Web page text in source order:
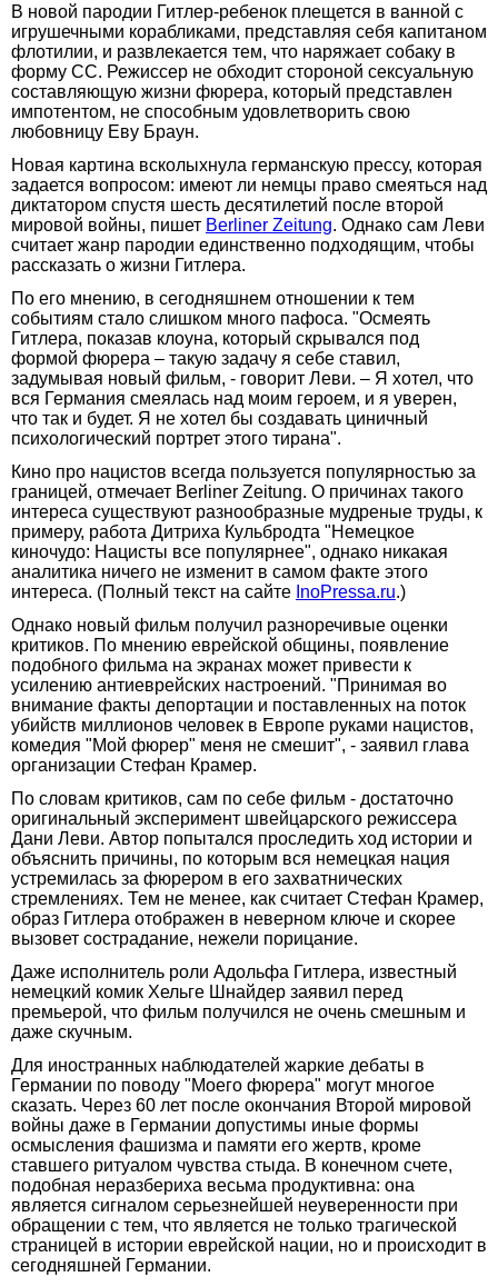
В новой пародии Гитлер-ребенок плещется в ванной с
игрушечными корабликами, представляя себя капитаном
флотилии, и развлекается тем, что наряжает собаку в
форму СС. Режиссер не обходит стороной сексуальную
составляющую жизни фюрера, который представлен
импотентом, не способным удовлетворить свою
любовницу Еву Браун.
Новая картина всколыхнула германскую прессу, которая
задается вопросом: имеют ли немцы право смеяться над
диктатором спустя шесть десятилетий после второй
мировой войны, пишет Berliner Zeitung. Однако сам Леви
считает жанр пародии единственно подходящим, чтобы
рассказать о жизни Гитлера.
По его мнению, в сегодняшнем отношении к тем
событиям стало слишком много пафоса. "Осмеять
Гитлера, показав клоуна, который скрывался под
формой фюрера – такую задачу я себе ставил,
задумывая новый фильм, - говорит Леви. – Я хотел, что
вся Германия смеялась над моим героем, и я уверен,
что так и будет. Я не хотел бы создавать циничный
психологический портрет этого тирана".
Кино про нацистов всегда пользуется популярностью за
границей, отмечает Berliner Zeitung. О причинах такого
интереса существуют разнообразные мудреные труды, к
примеру, работа Дитриха Кульбродта "Немецкое
киночудо: Нацисты все популярнее", однако никакая
аналитика ничего не изменит в самом факте этого
интереса. (Полный текст на сайте InoPressa.ru.)
Однако новый фильм получил разноречивые оценки
критиков. По мнению еврейской общины, появление
подобного фильма на экранах может привести к
усилению антиеврейских настроений. "Принимая во
внимание факты депортации и поставленных на поток
убийств миллионов человек в Европе руками нацистов,
комедия "Мой фюрер" меня не смешит", - заявил глава
организации Стефан Крамер.
По словам критиков, сам по себе фильм - достаточно
оригинальный эксперимент швейцарского режиссера
Дани Леви. Автор попытался проследить ход истории и
объяснить причины, по которым вся немецкая нация
устремилась за фюрером в его захватнических
стремлениях. Тем не менее, как считает Стефан Крамер,
образ Гитлера отображен в неверном ключе и скорее
вызовет сострадание, нежели порицание.
Даже исполнитель роли Адольфа Гитлера, известный
немецкий комик Хельге Шнайдер заявил перед
премьерой, что фильм получился не очень смешным и
даже скучным.
Для иностранных наблюдателей жаркие дебаты в
Германии по поводу "Моего фюрера" могут многое
сказать. Через 60 лет после окончания Второй мировой
войны даже в Германии допустимы иные формы
осмысления фашизма и памяти его жертв, кроме
ставшего ритуалом чувства стыда. В конечном счете,
подобная неразбериха весьма продуктивна: она
является сигналом серьезнейшей неуверенности при
обращении с тем, что является не только трагической
страницей в истории еврейской нации, но и происходит в
сегодняшней Германии.